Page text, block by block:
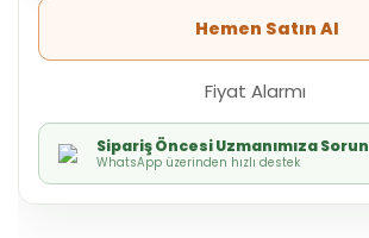
Hemen Satın Al
Fiyat Alarmı
Sipariş Öncesi Uzmanımıza Sorun
WhatsApp üzerinden hızlı destek